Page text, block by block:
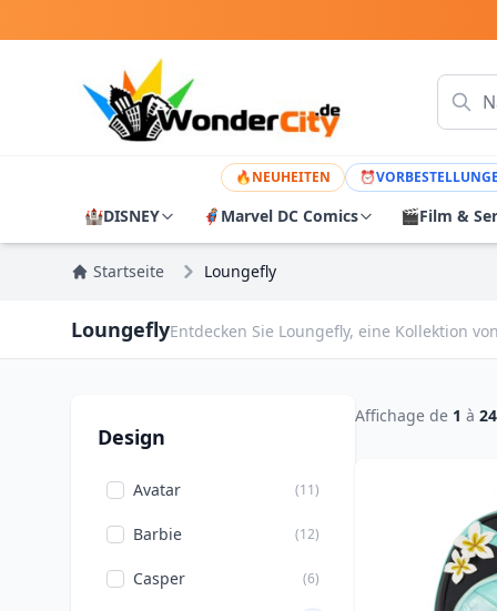
🔥NEUHEITEN ⏰
🏰DISNEY 🦸 Marvel DC Comics 🎬Film &
Startseite Loungefly
LoungeflyEntdecken Sie Loungefly, eine Kollektion
Design
Avatar (11)
Barbie (12)
Casper (6)
Affichage de 1 à 24